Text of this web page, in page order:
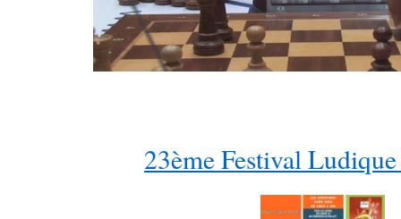
23ème Festival